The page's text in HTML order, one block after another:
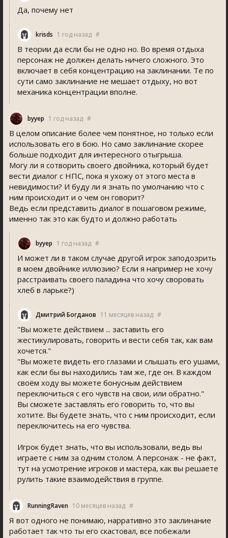
Да, почему нет
krisd 1 год назад #
В теории да если бы не одно но. Во время отдыха
персонаж не должен делать ничего сложного. Это
включает в себя концентрацию на заклинании. Те по
сути само заклинание не мешает отдыху, но вот
механика концентрации вполне.
byyep 1 год назад #
В целом описание более чем понятное, но только если
использовать его в бою. Но само заклинание скорее
больше подходит для интересного отыгрыша.
Могу ли я сотворить своего двойника, который будет
вести диалог с НПС, пока я ухожу от этого места в
невидимости? И буду ли я знать по умолчанию что с
ним происходит и о чем он говорит?
Ведь если представить диалог в пошаговом режиме,
именно так это как будто и должно работать
byyep 1 год назад #
И может ли в таком случае другой игрок заподозрить
в моем двойнике иллюзию? Если я например не хочу
расстраивать своего паладина что хочу своровать
хлеб в ларьке?)
Дмитрий Богданов 11 месяцев назад #
"Вы можете действием ... заставить его
жестикулировать, говорить и вести себя так, как вам
хочется."
"Вы можете видеть его глазами и слышать его ушами,
как если бы вы находились там же, где он. В каждом
своём ходу вы можете бонусным действием
переключиться с его чувств на свои, или обратно."
Вы сможете заставлять его говорить то, что вы
хотите. Вы будете знать, что с ним происходит, если
переключитесь на его чувства.
Игрок будет знать, что вы использовали, ведь вы
играете с ним за одним столом. А персонаж - не факт,
тут на усмотрение игроков и мастера, как вы решаете
рулить такие взаимодействия в группе.
RunningRaven 10 месяцев назад #
Я вот одного не понимаю, нарративно это заклинание
работает так что ты его скастовал, все побежали